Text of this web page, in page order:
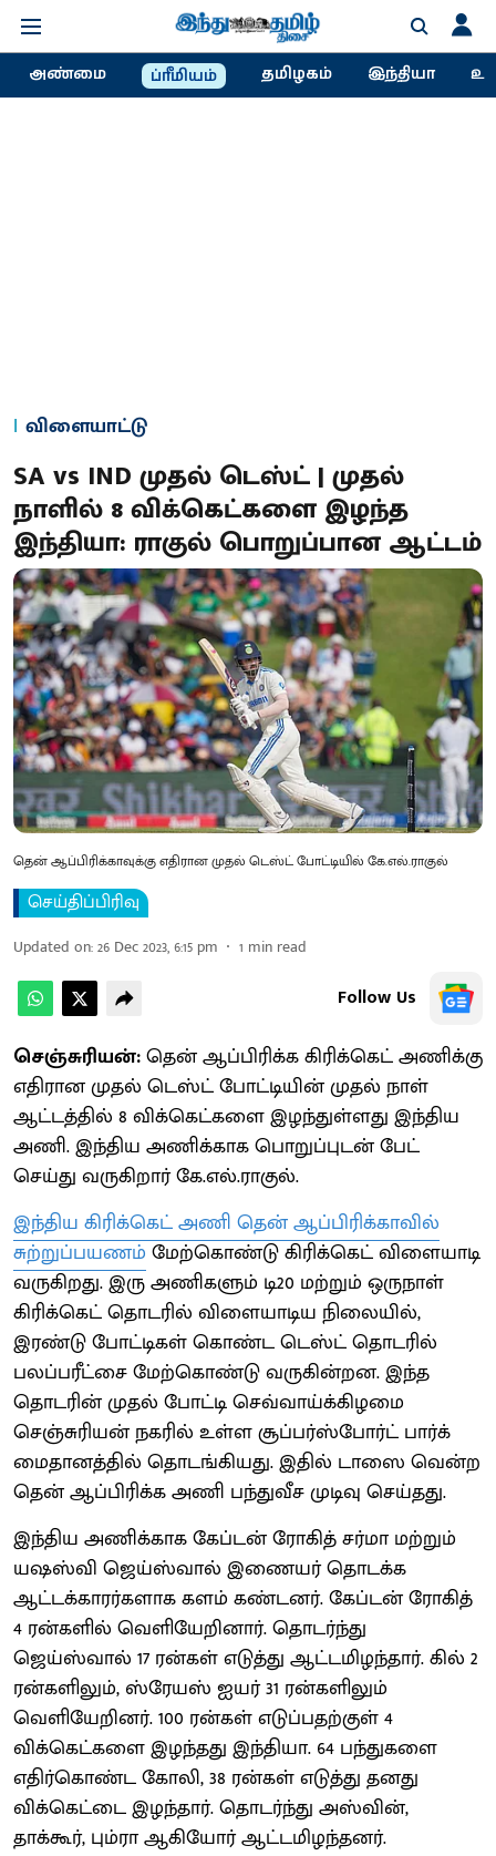
அண்மை ப்ரீமியம் தமிழகம் இந்தியா
விளையாட்டு
SA vs IND முதல் டெஸ்ட் | முதல்
நாளில் 8 விக்கெட்களை இழந்த
இந்தியா: ராகுல் பொறுப்பான ஆட்டம்
தென் ஆப்பிரிக்காவுக்கு எதிரான முதல் டெஸ்ட் போட்டியில் கே.எல்.ராகுல்
செய்திப்பிரிவு
Updated on:26 Dec 2023, 6:15 pm 1 min read
Follow Us
செஞ்சுரியன்:தென் ஆப்பிரிக்க கிரிக்கெட் அணிக்கு
எதிரான முதல் டெஸ்ட் போட்டியின் முதல் நாள்
ஆட்டத்தில் 8 விக்கெட்களை இழந்துள்ளது இந்திய
அணி. இந்திய அணிக்காக பொறுப்புடன் பேட்
செய்து வருகிறார் கே.எல்.ராகுல்.
இந்திய கிரிக்கெட் அணி தென் ஆப்பிரிக்காவில்
சுற்றுப்பயணம் மேற்கொண்டு கிரிக்கெட் விளையாடி
வருகிறது. இரு அணிகளும் டி20 மற்றும் ஒருநாள்
கிரிக்கெட் தொடரில் விளையாடிய நிலையில்,
இரண்டு போட்டிகள் கொண்ட டெஸ்ட் தொடரில்
பலப்பரீட்சை மேற்கொண்டு வருகின்றன. இந்த
தொடரின் முதல் போட்டி செவ்வாய்க்கிழமை
செஞ்சுரியன் நகரில் உள்ள சூப்பர்ஸ்போர்ட் பார்க்
மைதானத்தில் தொடங்கியது. இதில் டாஸை வென்ற
தென் ஆப்பிரிக்க அணி பந்துவீச முடிவு செய்தது.
இந்திய அணிக்காக கேப்டன் ரோகித் சர்மா மற்றும்
யஷஸ்வி ஜெய்ஸ்வால் இணையர் தொடக்க
ஆட்டக்காரர்களாக களம் கண்டனர். கேப்டன் ரோகித்
4 ரன்களில் வெளியேறினார். தொடர்ந்து
ஜெய்ஸ்வால் 17 ரன்கள் எடுத்து ஆட்டமிழந்தார். கில் 2
ரன்களிலும், ஸ்ரேயஸ் ஐயர் 31 ரன்களிலும்
வெளியேறினர். 100 ரன்கள் எடுப்பதற்குள் 4
விக்கெட்களை இழந்தது இந்தியா. 64 பந்துகளை
எதிர்கொண்ட கோலி, 38 ரன்கள் எடுத்து தனது
விக்கெட்டை இழந்தார். தொடர்ந்து அஸ்வின்,
தாக்கூர், பும்ரா ஆகியோர் ஆட்டமிழந்தனர்.